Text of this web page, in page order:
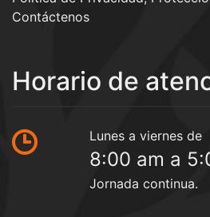
Contáctenos
Horario de
Lunes a viernes de
8:00 am a
Jornada continua.